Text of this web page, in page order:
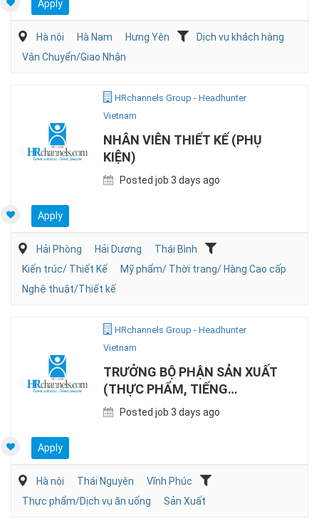
Apply
Hà nội Hà Nam Hưng Yên
Dịch vụ khách hàng
Vận Chuyển/Giao Nhận
HRchannels Group - Headhunter
Vietnam
NHÂN VIÊN THIẾT KẾ (PHỤ
KIỆN)
Posted job 3 days ago
Apply
Hải Phòng Hải Dương
Thái Bình
Kiến trúc/ Thiết Kế
Mỹ phẩm/ Thời trang/ Hàng Cao cấp
Nghệ thuật/Thiết kế
HRchannels Group - Headhunter
Vietnam
TRƯỞNG BỘ PHẬN SẢN XUẤT
(THỰC PHẨM, TIẾNG
ANH/NHẬT)
Posted job 3 days ago
Apply
Hà nội Thái Nguyên
Vĩnh Phúc
Thực phẩm/Dịch vụ ăn uống
Sản Xuất